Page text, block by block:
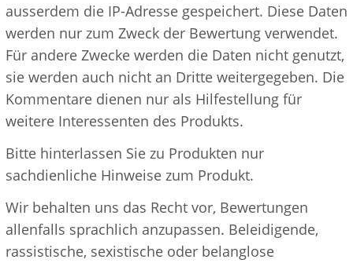
ausserdem die IP-Adresse gespeichert. Diese Daten
werden nur zum Zweck der Bewertung verwendet.
Für andere Zwecke werden die Daten nicht genutzt,
sie werden auch nicht an Dritte weitergegeben. Die
Kommentare dienen nur als Hilfestellung für
weitere Interessenten des Produkts.
Bitte hinterlassen Sie zu Produkten nur
sachdienliche Hinweise zum Produkt.
Wir behalten uns das Recht vor, Bewertungen
allenfalls sprachlich anzupassen. Beleidigende,
rassistische, sexistische oder belanglose